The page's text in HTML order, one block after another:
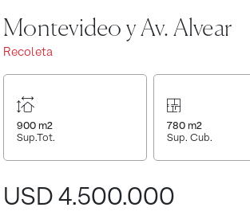
Montevideo y Av. Alvear
Recoleta
900 m2
Sup.Tot.
780 m2
Sup. Cub.
USD 4.500.000